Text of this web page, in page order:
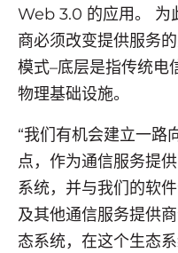
Web 3.0 的应用。 为
商必须改变提供服务
模式–底层是指传统电
物理基础设施。
“我们有机会建立一路
点，作为通信服务提
系统，并与我们的软
及其他通信服务提供
态系统，在这个生态